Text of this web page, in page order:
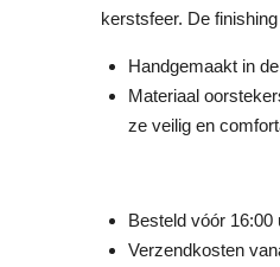
kerstsfeer. De
Handgemaakt in
Materiaal
ze veilig en
Besteld vóór
Verzendkosten